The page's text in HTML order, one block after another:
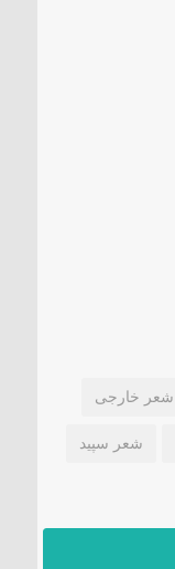
شعر خارجی
شعر سپید